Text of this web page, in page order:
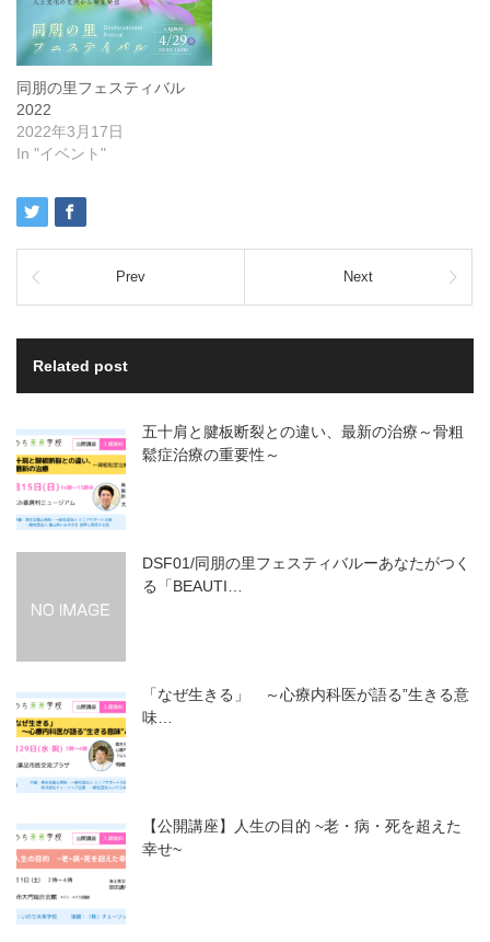
同朋の里フェスティバル
2022
2022年3月17日
In "イベント"
Prev Next
Related post
五十肩と腱板断裂との違い、最新の治療～骨粗
鬆症治療の重要性～
DSF01/同朋の里フェスティバルーあなたがつく
る「BEAUTI…
「なぜ生きる」 ～心療内科医が語る”生きる意
味…
【公開講座】人生の目的 ~老・病・死を超えた
幸せ~